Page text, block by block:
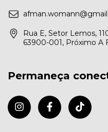
Rua E, Setor Lemos,
63900-001, Próximo A
Permaneça